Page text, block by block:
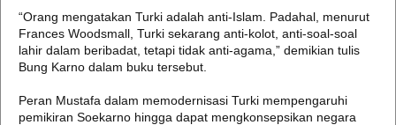
“Orang mengatakan Turki adalah anti-Islam. Padahal, menurut
Frances Woodsmall, Turki sekarang anti-kolot, anti-soal-soal
lahir dalam beribadat, tetapi tidak anti-agama,” demikian tulis
Bung Karno dalam buku tersebut.
Peran Mustafa dalam memodernisasi Turki mempengaruhi
pemikiran Soekarno hingga dapat mengkonsepsikan negara